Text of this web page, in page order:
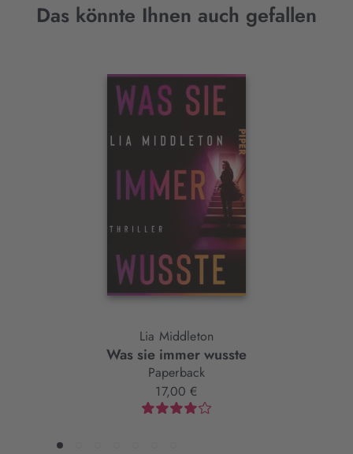
Das könnte Ihnen auch gefallen
Interaktives
Lia Middleton
Was sie immer wusste
Paperback
17,00 €